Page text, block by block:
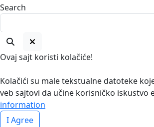
Search
Ovaj sajt koristi kolačiće!
Kolačići su male tekstualne datoteke
veb sajtovi da učine korisničko iskustvo
information
I Agree